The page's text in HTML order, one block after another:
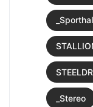
_Stereo